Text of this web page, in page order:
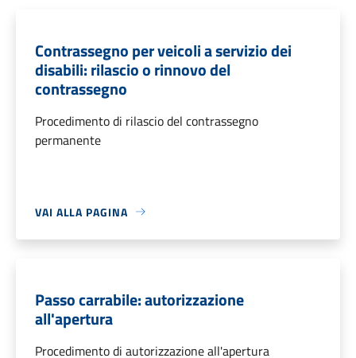
Contrassegno per veicoli a servizio dei
disabili: rilascio o rinnovo del
contrassegno
Procedimento di rilascio del contrassegno
permanente
VAI ALLA PAGINA
Passo carrabile: autorizzazione
all'apertura
Procedimento di autorizzazione all'apertura